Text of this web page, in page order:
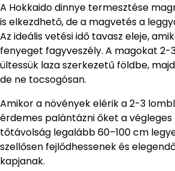
A Hokkaido dinnye termesztése
is elkezdhető, de a magvetés a
Az ideális vetési idő tavasz eleje,
fenyeget fagyveszély. A magokat
ültessük laza szerkezetű földbe,
de ne tocsogósan.
Amikor a növények elérik a 2-3
érdemes palántázni őket a végleges
tőtávolság legalább 60–100 cm
szellősen fejlődhessenek és
kapjanak.